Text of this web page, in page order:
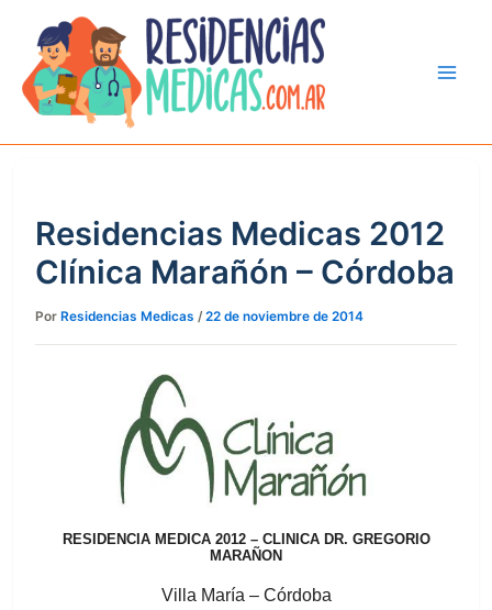
contenido
Residencias Medicas 2012
Clínica Marañón – Córdoba
Por Residencias Medicas /22 de noviembre de 2014
RESIDENCIA MEDICA 2012 – CLINICA DR. GREGORIO
MARAÑON
Villa María – Córdoba